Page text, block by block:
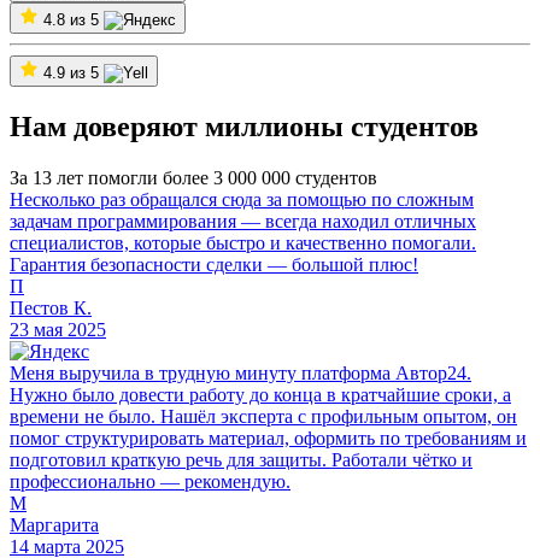
4.8 из 5
4.9 из 5
Нам доверяют миллионы студентов
За 13 лет помогли более 3 000 000 студентов
Несколько раз обращался сюда за помощью по сложным
задачам программирования — всегда находил отличных
специалистов, которые быстро и качественно помогали.
Гарантия безопасности сделки — большой плюс!
П
Пестов К.
23 мая 2025
Меня выручила в трудную минуту платформа Автор24.
Нужно было довести работу до конца в кратчайшие сроки, а
времени не было. Нашёл эксперта с профильным опытом, он
помог структурировать материал, оформить по требованиям и
подготовил краткую речь для защиты. Работали чётко и
профессионально — рекомендую.
М
Маргарита
14 марта 2025